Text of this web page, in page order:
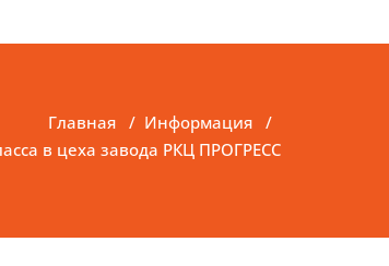
Главная / Информация /
в цеха завода РКЦ ПРОГРЕСС